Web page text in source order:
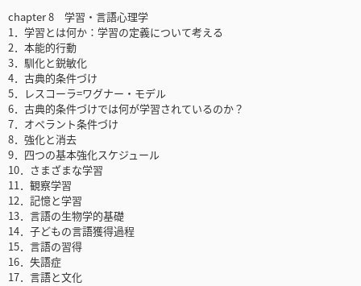
chapter 8 学習・言語心理学
1．学習とは何か：学習の定義について考える
2．本能的行動
3．馴化と鋭敏化
4．古典的条件づけ
5．レスコーラ=ワグナー・モデル
6．古典的条件づけでは何が学習されているのか？
7．オペラント条件づけ
8．強化と消去
9．四つの基本強化スケジュール
10．さまざまな学習
11．観察学習
12．記憶と学習
13．言語の生物学的基礎
14．子どもの言語獲得過程
15．言語の習得
16．失語症
17．言語と文化